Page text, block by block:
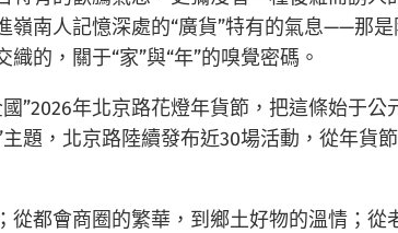
南人記憶深處的“廣貨”特有的氣息——那
的，關于“家”與“年”的嗅覺密碼。
”2026年北京路花燈年貨節，把這條始于公
題，北京路陸續發布近30場活動，從年
從都會商圈的繁華，到鄉土好物的溫情；